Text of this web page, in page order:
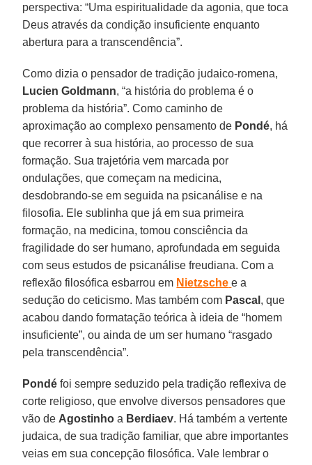
perspectiva: “Uma espiritualidade da agonia, que toca
Deus através da condição insuficiente enquanto
abertura para a transcendência”.
Como dizia o pensador de tradição judaico-romena,
Lucien Goldmann, “a história do problema é o
problema da história”. Como caminho de
aproximação ao complexo pensamento de Pondé, há
que recorrer à sua história, ao processo de sua
formação. Sua trajetória vem marcada por
ondulações, que começam na medicina,
desdobrando-se em seguida na psicanálise e na
filosofia. Ele sublinha que já em sua primeira
formação, na medicina, tomou consciência da
fragilidade do ser humano, aprofundada em seguida
com seus estudos de psicanálise freudiana. Com a
reflexão filosófica esbarrou em Nietzsche e a
sedução do ceticismo. Mas também com Pascal , que
acabou dando formatação teórica à ideia de “homem
insuficiente”, ou ainda de um ser humano “rasgado
pela transcendência”.
Pondé foi sempre seduzido pela tradição reflexiva de
corte religioso, que envolve diversos pensadores que
vão de Agostinho a Berdiaev. Há também a vertente
judaica, de sua tradição familiar, que abre importantes
veias em sua concepção filosófica. Vale lembrar o